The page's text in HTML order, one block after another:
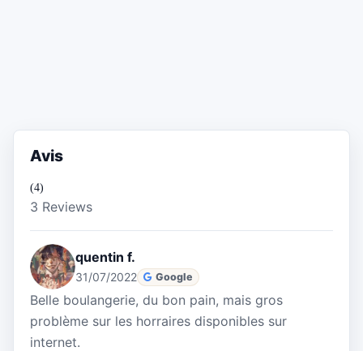
Avis
(4)
3 Reviews
quentin f.
31/07/2022 Google
Belle boulangerie, du bon pain, mais gros
problème sur les horraires disponibles sur
internet.